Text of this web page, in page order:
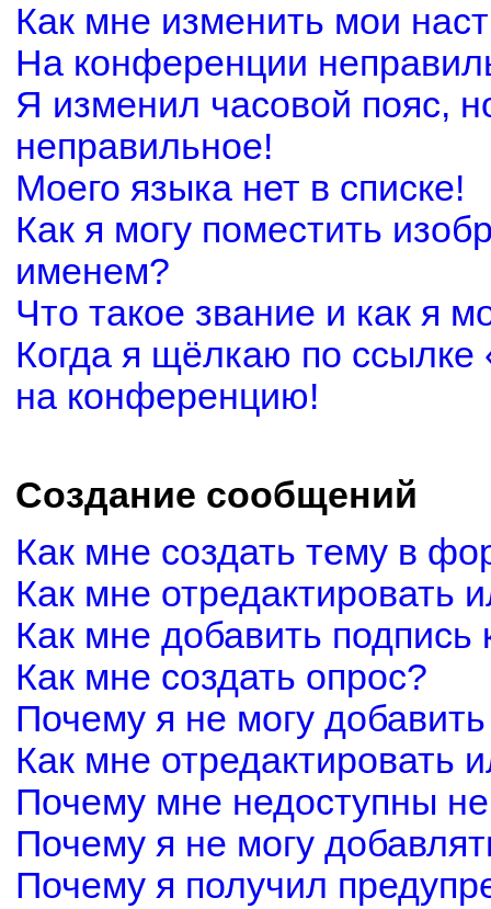
Как мне изменить мои
На конференции
Я изменил часовой пояс,
неправильное!
Моего языка нет в списке!
Как я могу поместить
именем?
Что такое звание и как я
Когда я щёлкаю по ссылке
на конференцию!
Создание сообщений
Как мне создать тему в
Как мне отредактировать
Как мне добавить
Как мне создать опрос?
Почему я не могу
Как мне отредактировать
Почему мне недоступны
Почему я не могу
Почему я получил